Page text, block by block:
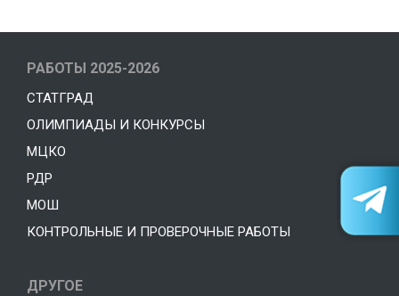
РАБОТЫ 2025-2026
СТАТГРАД
ОЛИМПИАДЫ И КОНКУРСЫ
МЦКО
РДР
МОШ
КОНТРОЛЬНЫЕ И ПРОВЕРОЧНЫЕ РАБОТЫ
ДРУГОЕ